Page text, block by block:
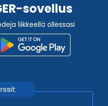
sovellus
liikkeellä ollessasi